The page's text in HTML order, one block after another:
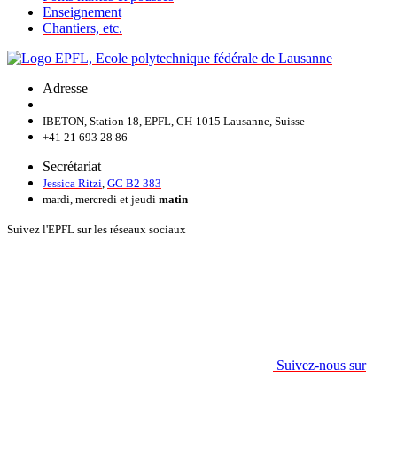
Enseignement
Chantiers, etc.
Adresse
IBETON, Station 18, EPFL, CH-1015 Lausanne, Suisse
+41 21 693 28 86
Secrétariat
Jessica Ritzi GC B2 383
mardi, mercredi et jeudi matin
Suivez l'EPFL sur les réseaux sociaux
Suivez-nous sur